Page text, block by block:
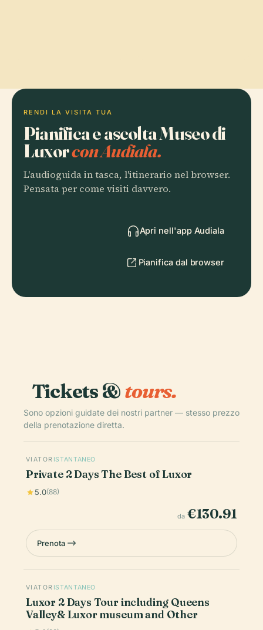
RENDI LA VISITA TUA
Pianifica e ascolta Museo di
Luxorcon Audiala.
L'audioguida in tasca, l'itinerario nel browser.
Pensata per come visiti davvero.
Apri nell'app Audiala
Pianifica dal browser
Tickets &tours.
Sono opzioni guidate dei nostri partner — stesso prezzo
della prenotazione diretta.
VIATOR ISTANTANEO
Private 2 Days The Best of Luxor
5.0(88)
da €130.91
Prenota
VIATOR ISTANTANEO
Luxor 2 Days Tour including Queens
Valley& Luxor museum and Other